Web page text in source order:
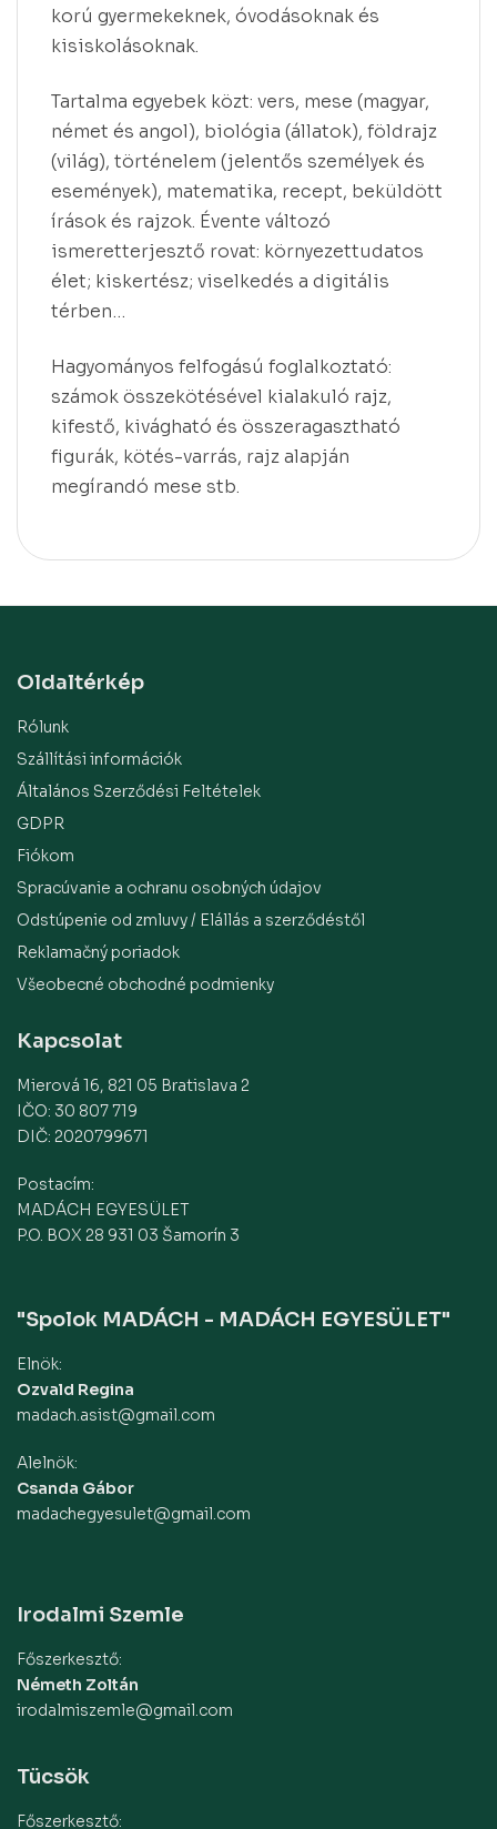
korú gyermekeknek, óvodásoknak és
kisiskolásoknak.
Tartalma egyebek közt: vers, mese (magyar,
német és angol), biológia (állatok), földrajz
(világ), történelem (jelentős személyek és
események), matematika, recept, beküldött
írások és rajzok. Évente változó
ismeretterjesztő rovat: környezettudatos
élet; kiskertész; viselkedés a digitális
térben…
Hagyományos felfogású foglalkoztató:
számok összekötésével kialakuló rajz,
kifestő, kivágható és összeragasztható
figurák, kötés-varrás, rajz alapján
megírandó mese stb.
Oldaltérkép
Rólunk
Szállítási információk
Általános Szerződési Feltételek
GDPR
Fiókom
Spracúvanie a ochranu osobných údajov
Odstúpenie od zmluvy / Elállás a szerződéstől
Reklamačný poriadok
Všeobecné obchodné podmienky
Kapcsolat
Mierová 16, 821 05 Bratislava 2
IČO: 30 807 719
DIČ: 2020799671
Postacím:
MADÁCH EGYESÜLET
P.O. BOX 28 931 03 Šamorín 3
"Spolok MADÁCH - MADÁCH EGYESÜLET"
Elnök:
Ozvald Regina
madach.asist@gmail.com
Alelnök:
Csanda Gábor
madachegyesulet@gmail.com
Irodalmi Szemle
Főszerkesztő:
Németh Zoltán
irodalmiszemle@gmail.com
Tücsök
Főszerkesztő: